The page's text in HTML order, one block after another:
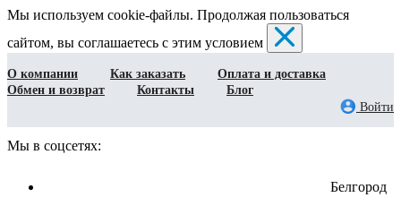
Мы используем cookie-файлы. Продолжая пользоваться
сайтом, вы соглашаетесь с этим условием
О компании Как заказать
Оплата и доставка
Обмен и возврат
Контакты
Блог
Войти
Мы в соцсетях:
Белгород